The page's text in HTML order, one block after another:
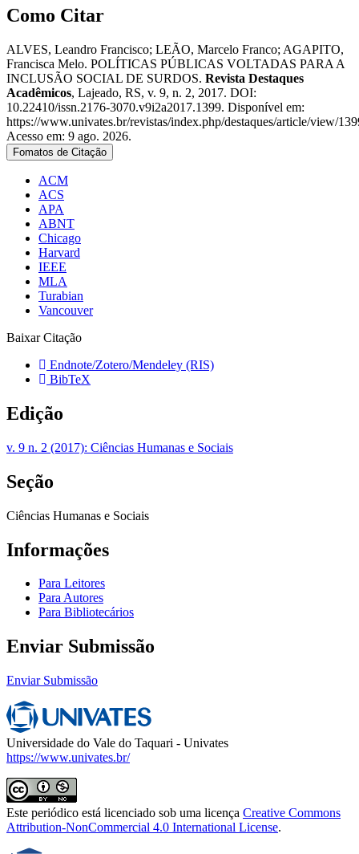
Como Citar
ALVES, Leandro Francisco; LEÃO, Marcelo Franco; AGAPITO,
Francisca Melo. POLÍTICAS PÚBLICAS VOLTADAS PARA A
INCLUSÃO SOCIAL DE SURDOS. Revista Destaques
Acadêmicos, Lajeado, RS, v. 9, n. 2, 2017. DOI:
10.22410/issn.2176-3070.v9i2a2017.1399. Disponível em:
https://www.univates.br/revistas/index.php/destaques/article/view/
Acesso em: 9 ago. 2026.
Fomatos de Citação
ACM
ACS
APA
ABNT
Chicago
Harvard
IEEE
MLA
Turabian
Vancouver
Baixar Citação
Endnote/Zotero/Mendeley (RIS)
BibTeX
Edição
v. 9 n. 2 (2017): Ciências Humanas e Sociais
Seção
Ciências Humanas e Sociais
Informações
Para Leitores
Para Autores
Para Bibliotecários
Enviar Submissão
Enviar Submissão
Universidade do Vale do Taquari - Univates
https://www.univates.br/
Este periódico está licenciado sob uma licença Creative Commons
Attribution-NonCommercial 4.0 International License.